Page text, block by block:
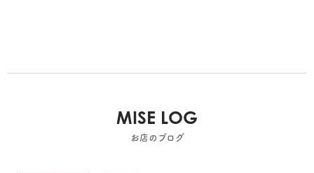
MISE LOG
お店のブログ